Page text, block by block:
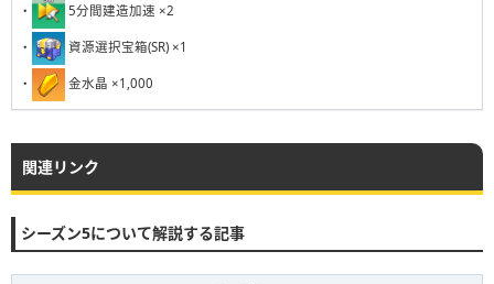
・ 5分間建造加速 ×2
・ 資源選択宝箱(SR) ×1
・ 金水晶 ×1,000
関連リンク
シーズン5について解説する記事